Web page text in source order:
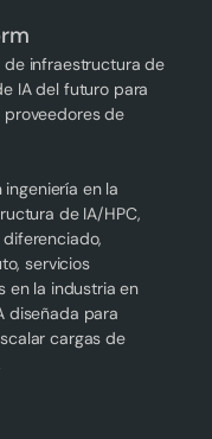
de infraestructura de
IA del futuro para
proveedores de
en la
de IA/HPC,
servicios
en la industria en
diseñada para
cargas de